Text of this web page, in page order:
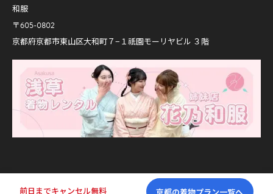
前日までキャンセル無料 京都の着物プラン一覧へ
和服
〒605-0802
京都府京都市東山区大和町７−１祇園モーリヤビル ３階